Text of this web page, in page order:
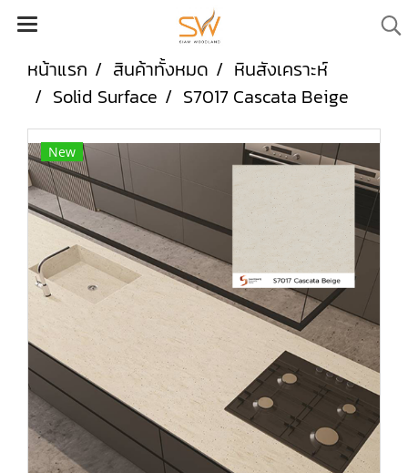
หน้าแรก สินค้าทั้งหมด
หินสังเคราะห์
Solid Surface
S7017 Cascata Beige
New